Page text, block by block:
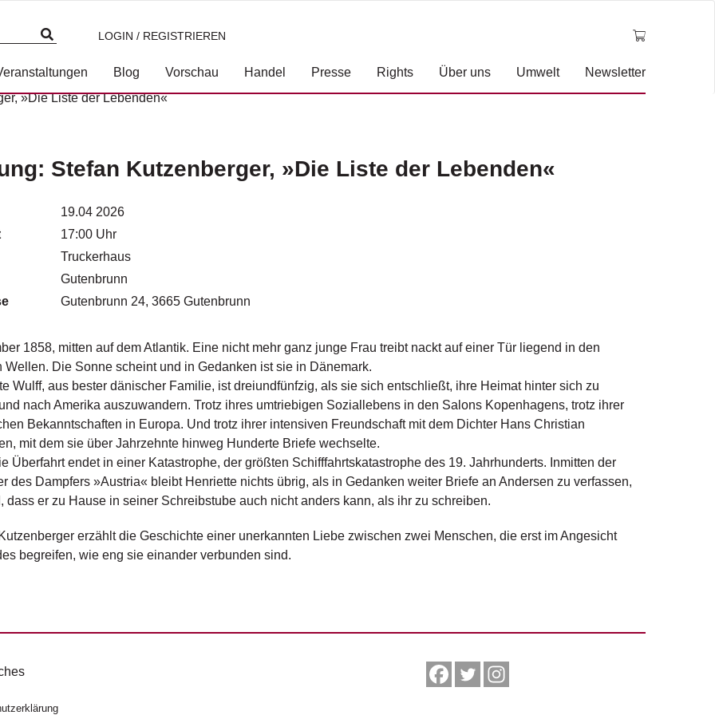
LOGIN / REGISTRIEREN
Blog Vorschau Handel Presse Rights Über uns Umwelt
Newsletter
»Die Liste der Lebenden«
Stefan Kutzenberger, »Die Liste der Lebenden«
19.04 2026
17:00 Uhr
Truckerhaus
Gutenbrunn
Gutenbrunn 24, 3665 Gutenbrunn
1858, mitten auf dem Atlantik. Eine nicht mehr ganz junge Frau treibt nackt auf einer Tür liegend in den
Wellen. Die Sonne scheint und in Gedanken ist sie in Dänemark.
Wulff, aus bester dänischer Familie, ist dreiundfünfzig, als sie sich entschließt, ihre Heimat hinter sich zu
nach Amerika auszuwandern. Trotz ihres umtriebigen Soziallebens in den Salons Kopenhagens, trotz ihrer
Bekanntschaften in Europa. Und trotz ihrer intensiven Freundschaft mit dem Dichter Hans Christian
mit dem sie über Jahrzehnte hinweg Hunderte Briefe wechselte.
Überfahrt endet in einer Katastrophe, der größten Schifffahrtskatastrophe des 19. Jahrhunderts. Inmitten der
des Dampfers »Austria« bleibt Henriette nichts übrig, als in Gedanken weiter Briefe an Andersen zu verfassen,
dass er zu Hause in seiner Schreibstube auch nicht anders kann, als ihr zu schreiben.
erzählt die Geschichte einer unerkannten Liebe zwischen zwei Menschen, die erst im Angesicht
begreifen, wie eng sie einander verbunden sind.